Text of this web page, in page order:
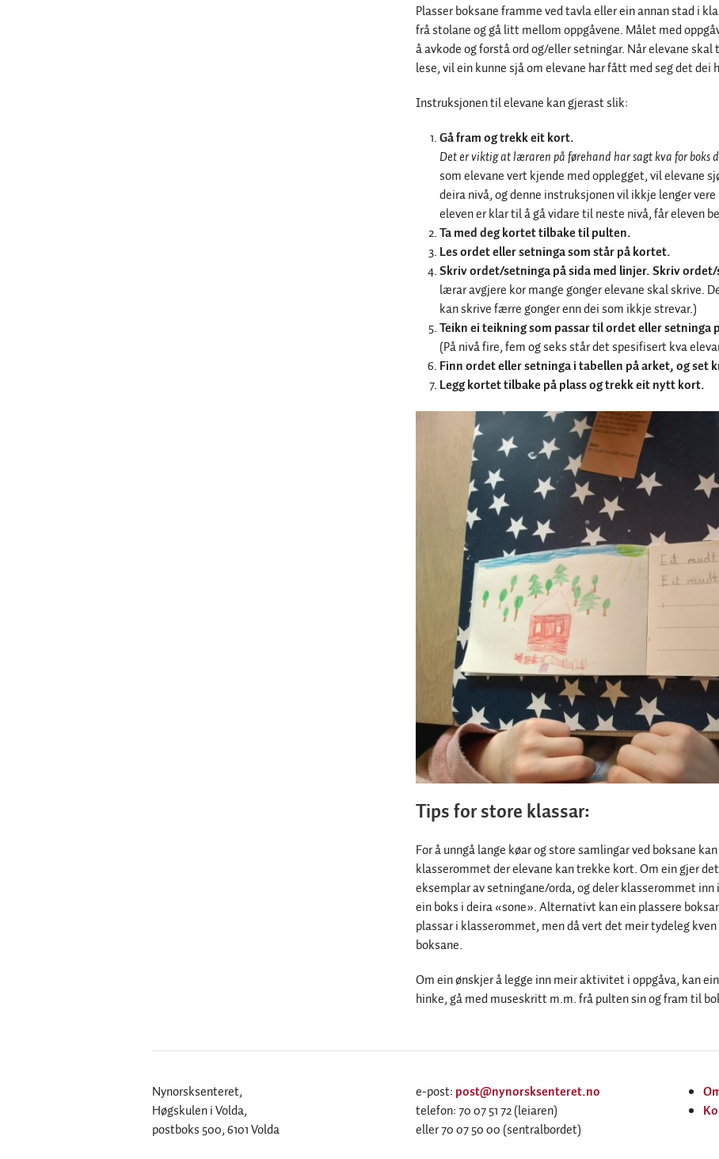
Plasser boksane framme ved tavla eller ein annan stad i
frå stolane og gå litt mellom oppgåvene. Målet med
å avkode og forstå ord og/eller setningar. Når elevane
lese, vil ein kunne sjå om elevane har fått med seg det dei
Instruksjonen til elevane kan gjerast slik:
Gå fram og trekk eit kort.
Det er viktig at læraren på førehand har sagt kva for boks
som elevane vert kjende med opplegget, vil elevane
deira nivå, og denne instruksjonen vil ikkje lenger
eleven er klar til å gå vidare til neste nivå, får eleven
Ta med deg kortet tilbake til pulten.
Les ordet eller setninga som står på kortet.
Skriv ordet/setninga på sida med linjer. Skriv
lærar avgjere kor mange gonger elevane skal skrive.
kan skrive færre gonger enn dei som ikkje strevar.)
Teikn ei teikning som passar til ordet eller setninga
(På nivå fire, fem og seks står det spesifisert kva
Finn ordet eller setningai tabellen på arket, og set
Legg kortet tilbake på plass og trekk eit nytt kort.
Tips for store klassar:
For å unngå lange køar og store samlingar ved boksane
klasserommet der elevane kan trekke kort. Om ein gjer
eksemplar av setningane/orda, og deler klasserommet
ein boks i deira «sone». Alternativt kan ein plassere
plassar i klasserommet, men då vert det meir tydeleg
boksane.
Om ein ønskjer å legge inn meir aktivitet i oppgåva, kan
hinke, gå med museskritt m.m. frå pulten sin og fram til
Nynorsksenteret,
Høgskulen i Volda,
postboks 500, 6101 Volda
e-post: post@nynorsksenteret.no
telefon: 70 07 51 72 (leiaren)
eller 70 07 50 00 (sentralbordet)